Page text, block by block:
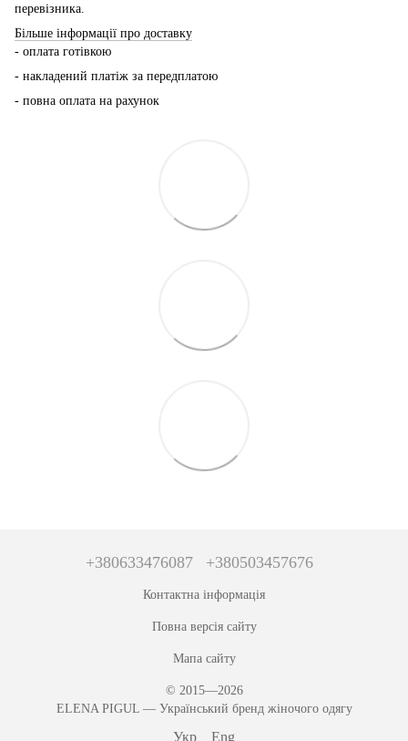
перевізника.
Більше інформації про доставку
- оплата готівкою
- накладений платіж за передплатою
- повна оплата на рахунок
+380633476087 +380503457676
Контактна інформація
Повна версія сайту
Мапа сайту
© 2015—2026
ЕLENA PIGUL — Український бренд жіночого одягу
Укр Eng